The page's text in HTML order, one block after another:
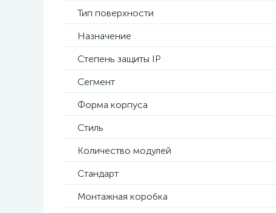
Тип поверхности
Назначение
Степень защиты IP
Сегмент
Форма корпуса
Стиль
Количество модулей
Стандарт
Монтажная коробка